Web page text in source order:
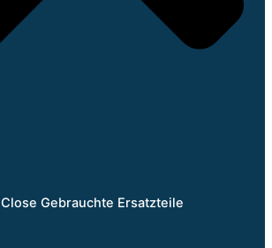
Close Gebrauchte Ersatzteile